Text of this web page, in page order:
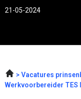
21-05-2024
Vacatures
Werkvoorbereider